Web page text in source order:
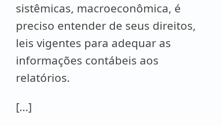
sistêmicas, macroeconômica, é
preciso entender de seus direitos,
leis vigentes para adequar as
informações contábeis aos
relatórios.
[...]